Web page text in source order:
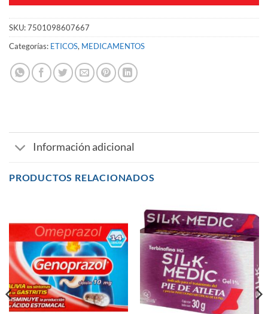
SKU:7501098607667
Categorías: ETICOS, MEDICAMENTOS
Información adicional
PRODUCTOS RELACIONADOS